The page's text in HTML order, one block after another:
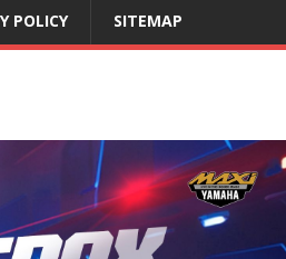
POLICY SITEMAP